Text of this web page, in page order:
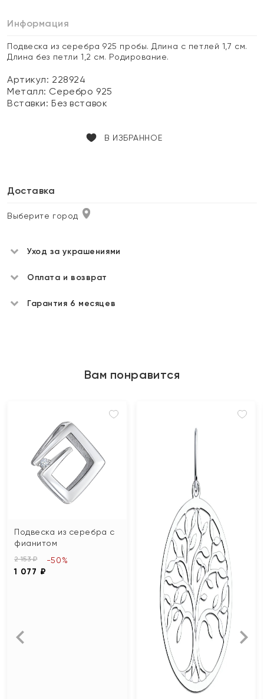
Информация
Подвеска из серебра 925 пробы. Длина с петлей 1,7 см.
Длина без петли 1,2 см. Родирование.
Артикул: 228924
Металл: Серебро 925
Вставки:Без вставок
В ИЗБРАННОЕ
Доставка
Выберите город
Уход за украшениями
Оплата и возврат
Гарантия 6 месяцев
Вам понравится
Подвеска из серебра с
фианитом
2 153 ₽
1 077 ₽
-50%